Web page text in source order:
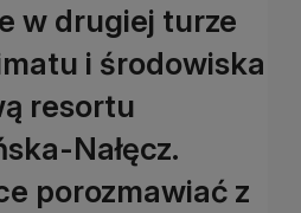
w drugiej turze
i środowiska
resortu
Nałęcz.
porozmawiać z